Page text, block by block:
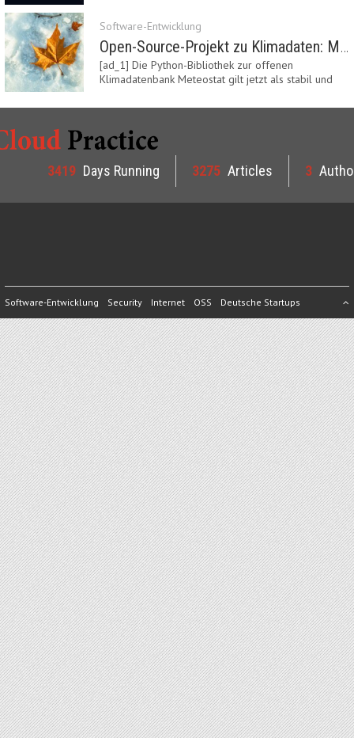
Software-Entwicklung
Open-Source-Projekt zu Klimadaten: Meteostat Python Library 1.0 erschienen
[ad_1] Die Python-Bibliothek zur offenen
Klimadatenbank Meteostat gilt jetzt als stabil und
3419 Days Running 3275 Articles 3
Software-Entwicklung Security Internet OSS Deutsche Startups